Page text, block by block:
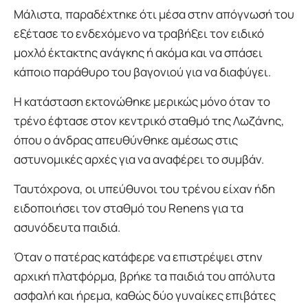
Μάλιστα, παραδέχτηκε ότι μέσα στην απόγνωσή του
εξέτασε το ενδεχόμενο να τραβήξει τον ειδικό
μοχλό έκτακτης ανάγκης ή ακόμα και να σπάσει
κάποιο παράθυρο του βαγονιού για να διαφύγει.
Η κατάσταση εκτονώθηκε μερικώς μόνο όταν το
τρένο έφτασε στον κεντρικό σταθμό της Λωζάνης,
όπου ο άνδρας απευθύνθηκε αμέσως στις
αστυνομικές αρχές για να αναφέρει το συμβάν.
Ταυτόχρονα, οι υπεύθυνοι του τρένου είχαν ήδη
ειδοποιήσει τον σταθμό του Renens για τα
ασυνόδευτα παιδιά.
Όταν ο πατέρας κατάφερε να επιστρέψει στην
αρχική πλατφόρμα, βρήκε τα παιδιά του απόλυτα
ασφαλή και ήρεμα, καθώς δύο γυναίκες επιβάτες